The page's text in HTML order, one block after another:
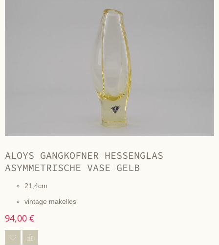
ALOYS GANGKOFNER HESSENGLAS
ASYMMETRISCHE VASE GELB
21,4cm
vintage makellos
94,00 €